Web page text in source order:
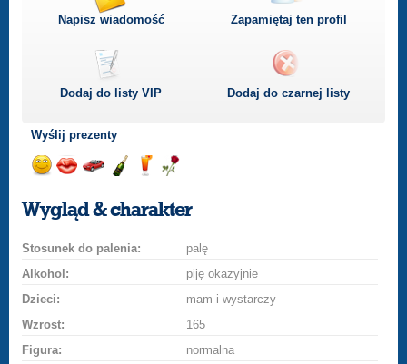
Napisz wiadomość Zapamiętaj ten profil
Dodaj do listyVIP Dodaj do czarnej listy
Wyślij prezenty
uśmiech
buziakasamochodem
szampana
drinka
różę
Wygląd & charakter
Stosunek do palenia:
palę
Alkohol:
piję okazyjnie
Dzieci:
mam i wystarczy
Wzrost:
165
Figura:
normalna